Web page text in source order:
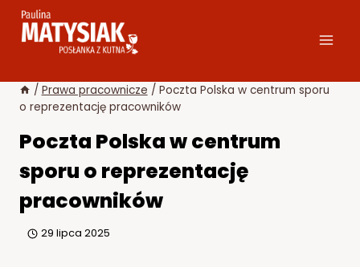
Przejdź
/ Prawa pracownicze / Poczta Polska w centrum sporu
o reprezentację pracowników
Poczta Polska w centrum
sporu o reprezentację
pracowników
29 lipca 2025